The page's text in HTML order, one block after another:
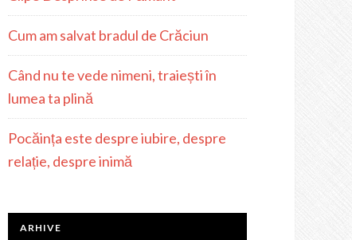
Cum am salvat bradul de Crăciun
Când nu te vede nimeni, traiești în
lumea ta plină
Pocăința este despre iubire, despre
relație, despre inimă
ARHIVE